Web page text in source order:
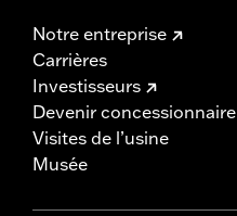
Notre entreprise
Carrières
Investisseurs
Devenir concessionnaire
Visites de l’usine
Musée